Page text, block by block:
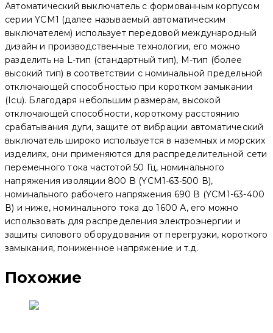
125
2P,
A,
35/22kA,
230
V,
L
(CNC
Electric)
Автоматический выключатель с формованным корпусом
серии YCM1 (далее называемый автоматическим
выключателем) использует передовой международный
дизайн и производственные технологии, его можно
разделить на L-тип (стандартный тип), M-тип (более
высокий тип) в соответствии с номинальной предельной
отключающей способностью при коротком замыкании
(Icu). Благодаря небольшим размерам, высокой
отключающей способности, короткому расстоянию
срабатывания дуги, защите от вибрации автоматический
выключатель широко используется в наземных и морских
изделиях, они применяются для распределительной сети
переменного тока частотой 50 Гц, номинального
напряжения изоляции 800 В (YCM1-63-500 В),
номинального рабочего напряжения 690 В (YCM1-63-400
В) и ниже, номинального тока до 1600 А, его можно
использовать для распределения электроэнергии и
защиты силового оборудования от перегрузки, короткого
замыкания, пониженное напряжение и т.д.
Похожие